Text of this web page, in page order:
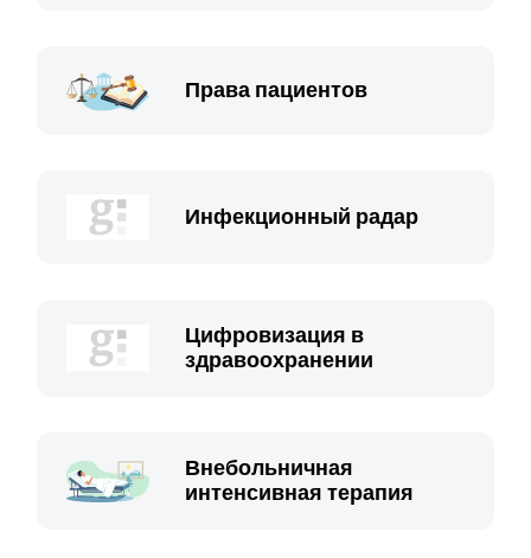
Права пациентов
Инфекционный радар
Цифровизация в
здравоохранении
Внебольничная
интенсивная терапия